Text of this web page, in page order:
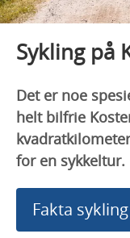
Sykling på
Det er noe
helt bilfrie
for en sykkeltur.
Fakta